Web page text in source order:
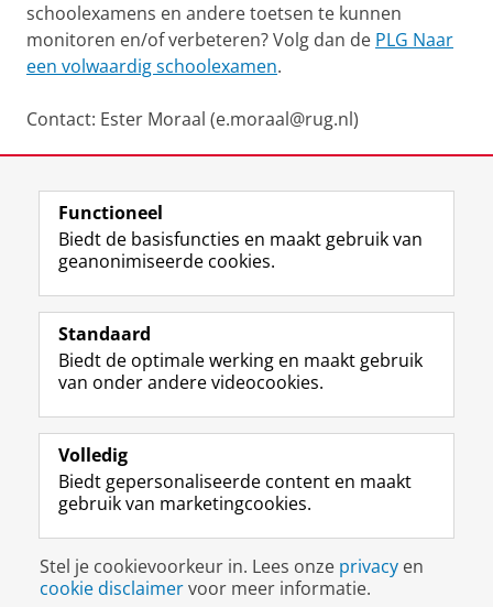
schoolexamens en andere toetsen te kunnen
monitoren en/of verbeteren? Volg dan de PLG Naar
een volwaardig schoolexamen.
Contact: Ester Moraal (e.moraal@rug.nl)
Volg de RUG
F
a
e
b
o
p
a
i
n
a
L
i
k
e
I
-
p
g
i
n
R
S
-
f
e
R
k
s
u
I
n
t
r
m
c
c
o
Y
o
T
e
k
a
a
Studiekiezers
Alumni
Over ons
Disclaimer & Copyright
Inloggen
Functioneel
Biedt de basisfuncties en maakt gebruik van
geanonimiseerde cookies.
Standaard
Biedt de optimale werking en maakt gebruik
van onder andere videocookies.
Volledig
Biedt gepersonaliseerde content en maakt
gebruik van marketingcookies.
Stel je cookievoorkeur in. Lees onze privacy en
cookie disclaimervoor meer informatie.